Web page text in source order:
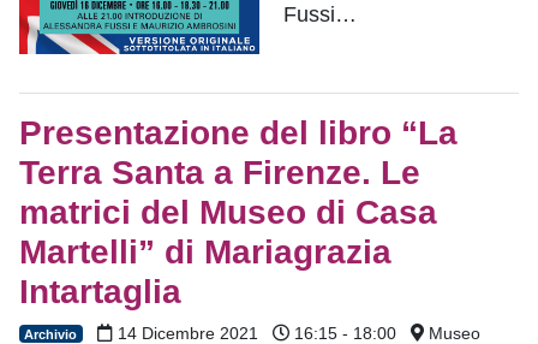
Fussi…
Presentazione del libro “La
Terra Santa a Firenze. Le
matrici del Museo di Casa
Martelli” di Mariagrazia
Intartaglia
Archivio 14 Dicembre 2021 16:15 - 18:00 Museo